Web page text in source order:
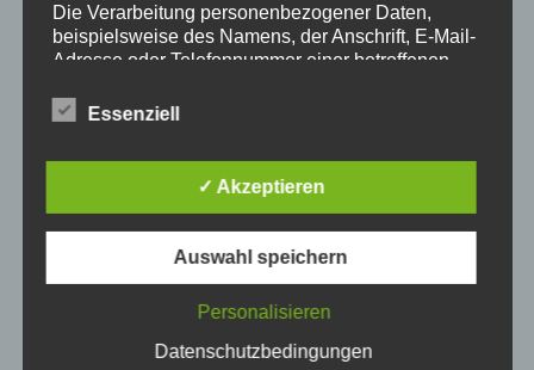
Teilen mit:
Die Verarbeitung personenbezogener Daten,
beispielsweise des Namens, der Anschrift, E-Mail-
Adresse oder Telefonnummer einer betroffenen
Datenschutz-Grundverordnung und in
Mittels dieser Datenschutzerklärung möchte unser
Unternehmen die Öffentlichkeit über Art, Umfang
und Zweck der von uns erhobenen, genutzten und
verarbeiteten personenbezogenen Daten
zustehenden Rechte aufgeklärt.
Wir haben als für die Verarbeitung Verantwortlicher
Essenziell
✓ Akzeptieren
Auswahl speichern
Personalisieren
Datenschutzbedingungen